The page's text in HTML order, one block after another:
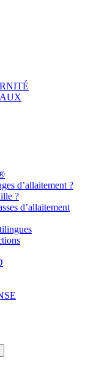
d’allaitement ?
?
d’allaitement